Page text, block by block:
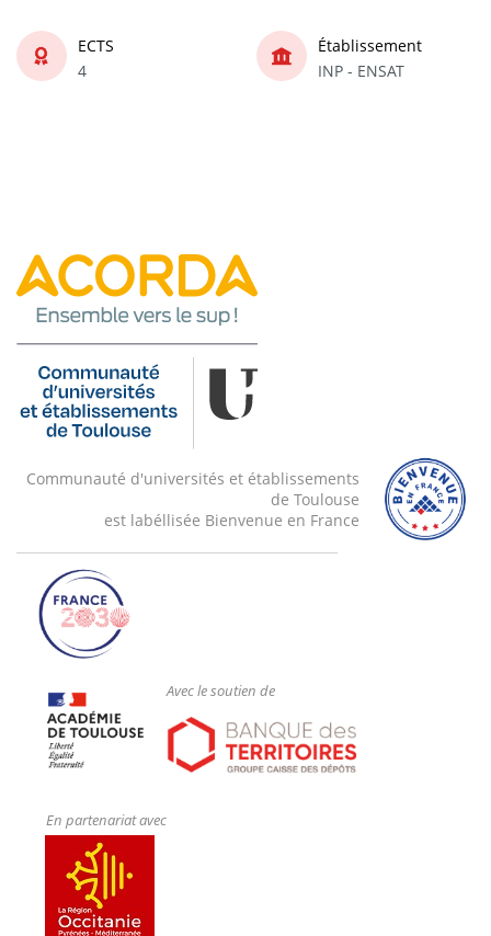
ECTS
4
Établissement
INP - ENSAT
Communauté d'universités et établissements
de Toulouse
est labéllisée Bienvenue en France
Avec le soutien de
En partenariat avec